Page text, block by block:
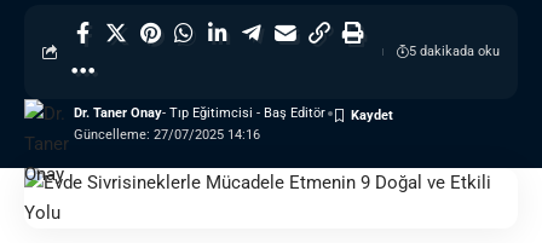
Güncelleme: 27/07/2025 14:16
Dr. Taner Onay- Tıp Eğitimcisi - Baş Editör
5 dakikada oku